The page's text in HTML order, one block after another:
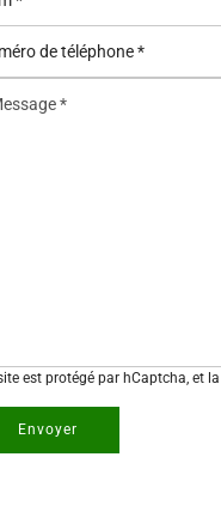
est protégé par hCaptcha, et la
Envoyer